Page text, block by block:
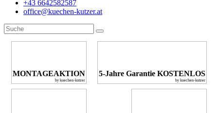
+43 6642582587
office@kuechen-kutzer.at
MONTAGEAKTION
by kuechen-kutzer
5-Jahre Garantie KOSTENLOS
by kuechen-kutzer